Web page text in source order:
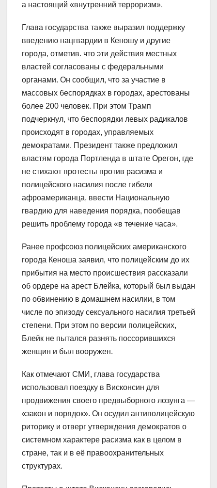
а настоящий «внутренний терроризм».
Глава государства также выразил поддержку
введению нацгвардии в Кеношу и другие
города, отметив. что эти действия местных
властей согласованы с федеральными
органами. Он сообщил, что за участие в
массовых беспорядках в городах, арестованы
более 200 человек. При этом Трамп
подчеркнул, что беспорядки левых радикалов
происходят в городах, управляемых
демократами. Президент также предложил
властям города Портленда в штате Орегон, где
не стихают протесты против расизма и
полицейского насилия после гибели
афроамериканца, ввести Национальную
гвардию для наведения порядка, пообещав
решить проблему города «в течение часа».
Ранее профсоюз полицейских американского
города Кеноша заявил, что полицейским до их
прибытия на место происшествия рассказали
об ордере на арест Блейка, который был выдан
по обвинению в домашнем насилии, в том
числе по эпизоду сексуального насилия третьей
степени. При этом по версии полицейских,
Блейк не пытался разнять поссорившихся
женщин и был вооружен.
Как отмечают СМИ, глава государства
использовал поездку в Висконсин для
продвижения своего предвыборного лозунга —
«закон и порядок». Он осудил антиполицейскую
риторику и отверг утверждения демократов о
системном характере расизма как в целом в
стране, так и в её правоохранительных
структурах.